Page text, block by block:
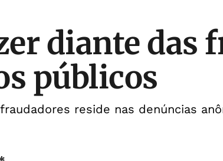
diante das
públicos
reside nas denúncias